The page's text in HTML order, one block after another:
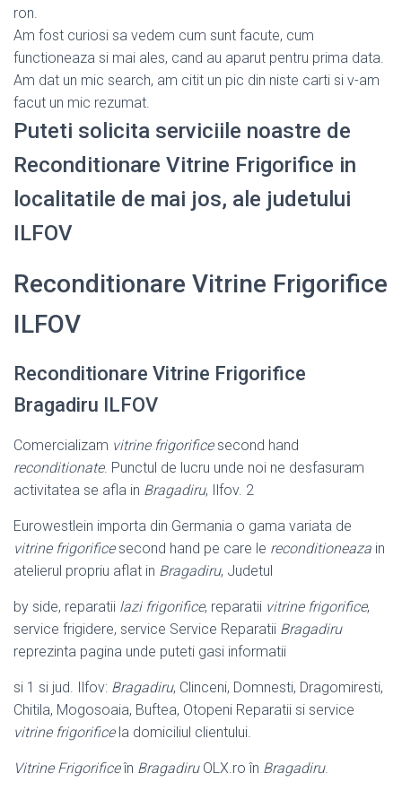
ron.
Am fost curiosi sa vedem cum sunt facute, cum
functioneaza si mai ales, cand au aparut pentru prima data.
Am dat un mic search, am citit un pic din niste carti si v-am
facut un mic rezumat.
Puteti solicita serviciile noastre de
Reconditionare Vitrine Frigorifice in
localitatile de mai jos, ale judetului
ILFOV
Reconditionare Vitrine Frigorifice
ILFOV
Reconditionare Vitrine Frigorifice
Bragadiru ILFOV
Comercializam vitrine frigorificesecond hand
reconditionate. Punctul de lucru unde noi ne desfasuram
activitatea se afla in Bragadiru, Ilfov. 2
Eurowestlein importa din Germania o gama variata de
vitrine frigorificesecond hand pe care le reconditioneaza in
atelierul propriu aflat in Bragadiru, Judetul
by side, reparatii lazi frigorifice, reparatii vitrine frigorifice,
service frigidere, service Service Reparatii Bragadiru
reprezinta pagina unde puteti gasi informatii
si 1 si jud. Ilfov: Bragadiru, Clinceni, Domnesti, Dragomiresti,
Chitila, Mogosoaia, Buftea, Otopeni Reparatii si service
vitrine frigorificela domiciliul clientului.
Vitrine Frigorificeîn BragadiruOLX.ro în Bragadiru.